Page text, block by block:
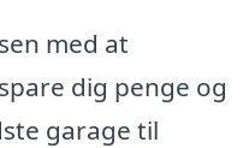
med at
dig penge og
garage til